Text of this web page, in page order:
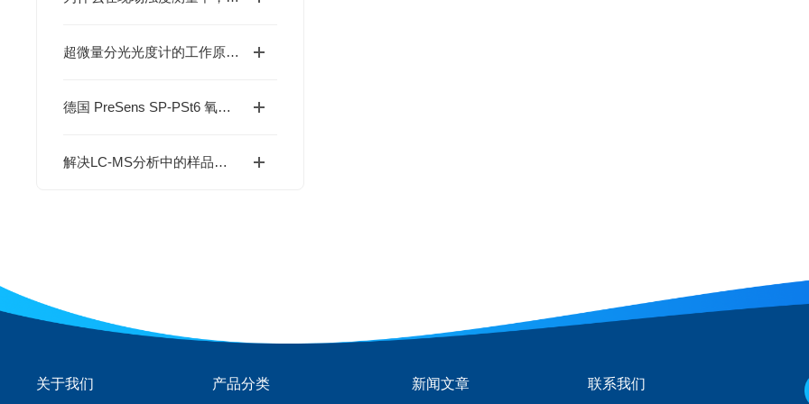
超微量分光光度计的工作原理及应用
德国 PreSens SP-PSt6 氧气传感器贴片：非侵入式溶氧监测的技术与应用指南
解决LC-MS分析中的样品损失：Analytical Sales SiliGuard™低吸附技术解析
关于我们 产品分类 新闻文章 联系我们